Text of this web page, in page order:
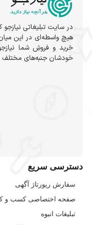
در سایت تبلیغاتی
هیچ واسطه‌ای در این
خرید و فروشِ شما
خودشان جنبه‌های مختلف
دسترسی سریع
سفارش رپورتاژ آگهی
صفحه اختصاصی کسب و
تبلیغات انبوه